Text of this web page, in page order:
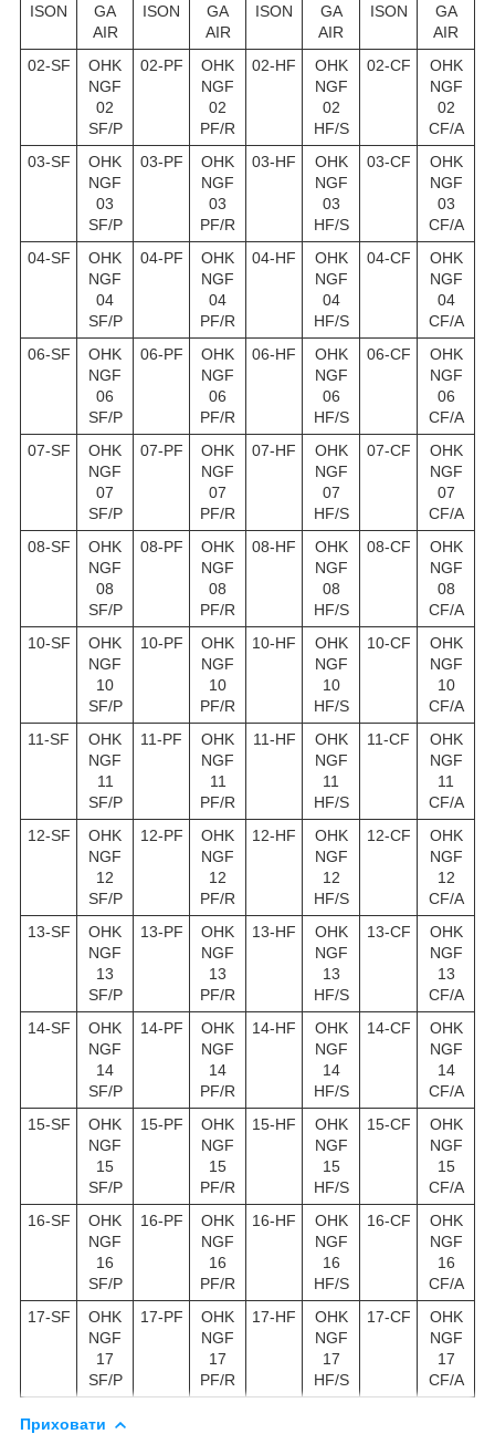
ISON
GA
AIR
ISON
GA
AIR
ISON
GA
AIR
ISON
GA
AIR
02-SF
OHK
NGF
02
SF/P
02-PF
OHK
NGF
02
PF/R
02-HF
OHK
NGF
02
HF/S
02-CF
OHK
NGF
02
CF/A
03-SF
OHK
NGF
03
SF/P
03-PF
OHK
NGF
03
PF/R
03-HF
OHK
NGF
03
HF/S
03-CF
OHK
NGF
03
CF/A
04-SF
OHK
NGF
04
SF/P
04-PF
OHK
NGF
04
PF/R
04-HF
OHK
NGF
04
HF/S
04-CF
OHK
NGF
04
CF/A
06-SF
OHK
NGF
06
SF/P
06-PF
OHK
NGF
06
PF/R
06-HF
OHK
NGF
06
HF/S
06-CF
OHK
NGF
06
CF/A
07-SF
OHK
NGF
07
SF/P
07-PF
OHK
NGF
07
PF/R
07-HF
OHK
NGF
07
HF/S
07-CF
OHK
NGF
07
CF/A
08-SF
OHK
NGF
08
SF/P
08-PF
OHK
NGF
08
PF/R
08-HF
OHK
NGF
08
HF/S
08-CF
OHK
NGF
08
CF/A
10-SF
OHK
NGF
10
SF/P
10-PF
OHK
NGF
10
PF/R
10-HF
OHK
NGF
10
HF/S
10-CF
OHK
NGF
10
CF/A
11-SF
OHK
NGF
11
SF/P
11-PF
OHK
NGF
11
PF/R
11-HF
OHK
NGF
11
HF/S
11-CF
OHK
NGF
11
CF/A
12-SF
OHK
NGF
12
SF/P
12-PF
OHK
NGF
12
PF/R
12-HF
OHK
NGF
12
HF/S
12-CF
OHK
NGF
12
CF/A
13-SF
OHK
NGF
13
SF/P
13-PF
OHK
NGF
13
PF/R
13-HF
OHK
NGF
13
HF/S
13-CF
OHK
NGF
13
CF/A
14-SF
OHK
NGF
14
SF/P
14-PF
OHK
NGF
14
PF/R
14-HF
OHK
NGF
14
HF/S
14-CF
OHK
NGF
14
CF/A
15-SF
OHK
NGF
15
SF/P
15-PF
OHK
NGF
15
PF/R
15-HF
OHK
NGF
15
HF/S
15-CF
OHK
NGF
15
CF/A
16-SF
OHK
NGF
16
SF/P
16-PF
OHK
NGF
16
PF/R
16-HF
OHK
NGF
16
HF/S
16-CF
OHK
NGF
16
CF/A
17-SF
OHK
NGF
17
SF/P
17-PF
OHK
NGF
17
PF/R
17-HF
OHK
NGF
17
HF/S
17-CF
OHK
NGF
17
CF/A
Приховати